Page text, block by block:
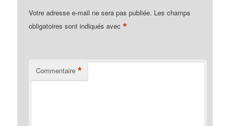
Votre adresse e-mail ne sera pas publiée. Les champs
obligatoires sont indiqués avec*
Commentaire *